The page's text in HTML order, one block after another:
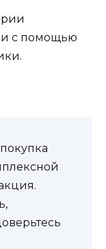
и с помощью